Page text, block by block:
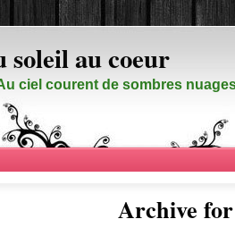
soleil au coeur
ciel courent de sombres
Archive